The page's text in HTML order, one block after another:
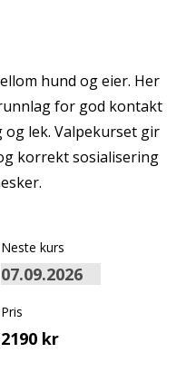
hund og eier. Her
for god kontakt
lek. Valpekurset gir
korrekt sosialisering
Neste kurs
Pris
2190 kr